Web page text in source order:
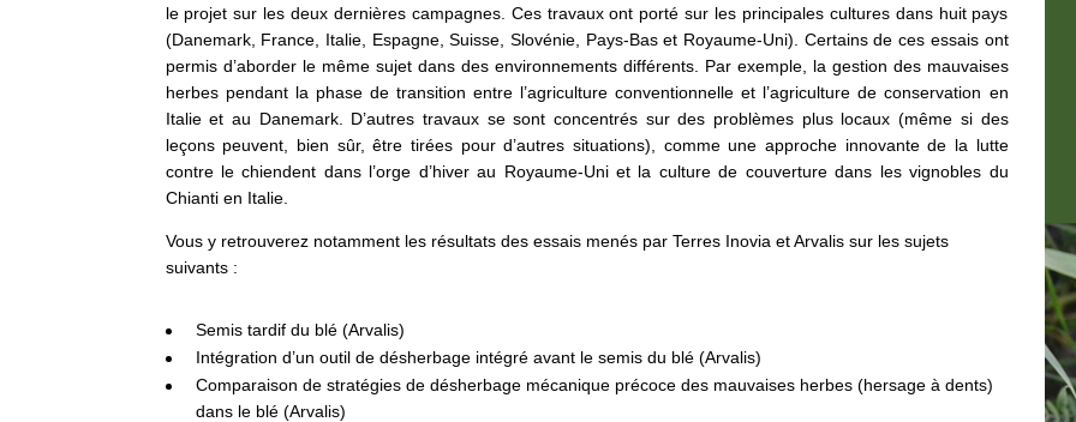
le projet sur les deux dernières campagnes. Ces travaux ont porté sur les principales cultures dans huit pays
(Danemark, France, Italie, Espagne, Suisse, Slovénie, Pays-Bas et Royaume-Uni). Certains de ces essais ont
permis d’aborder le même sujet dans des environnements différents. Par exemple, la gestion des mauvaises
herbes pendant la phase de transition entre l’agriculture conventionnelle et l’agriculture de conservation en
Italie et au Danemark. D’autres travaux se sont concentrés sur des problèmes plus locaux (même si des
leçons peuvent, bien sûr, être tirées pour d’autres situations), comme une approche innovante de la lutte
contre le chiendent dans l’orge d’hiver au Royaume-Uni et la culture de couverture dans les vignobles du
Chianti en Italie.
Vous y retrouverez notamment les résultats des essais menés par Terres Inovia et Arvalis sur les sujets
suivants :
Semis tardif du blé (Arvalis)
Intégration d’un outil de désherbage intégré avant le semis du blé (Arvalis)
Comparaison de stratégies de désherbage mécanique précoce des mauvaises herbes (hersage à dents)
dans le blé (Arvalis)